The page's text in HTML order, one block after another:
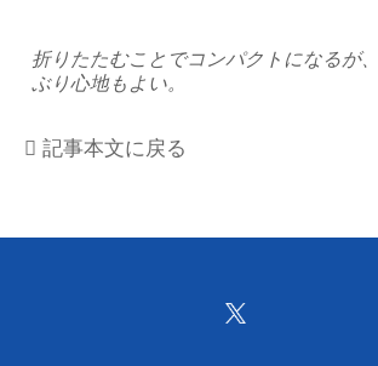
運営会社
利用規約
お問い合せ
折りたたむことでコンパクトになるが
ぶり心地もよい。
記事本文に戻る